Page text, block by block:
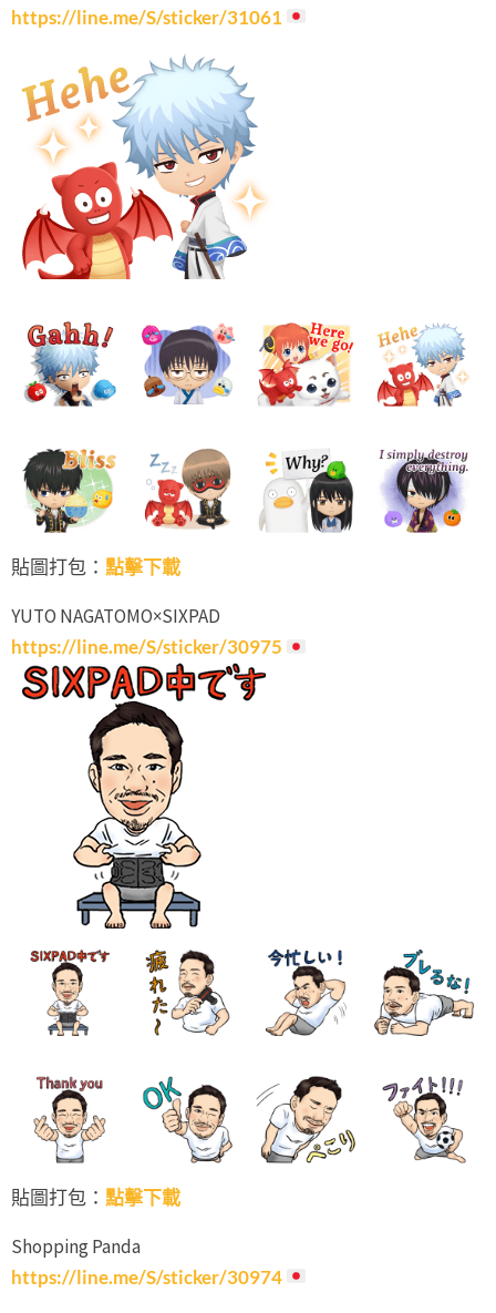
https://line.me/S/sticker/31061
貼圖打包： 點擊下載
YUTO NAGATOMO×SIXPAD
https://line.me/S/sticker/30975
貼圖打包： 點擊下載
Shopping Panda
https://line.me/S/sticker/30974